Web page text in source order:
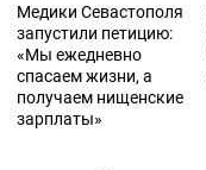
Медики Севастополя
запустили петицию:
«Мы ежедневно
спасаем жизни, а
получаем нищенские
зарплаты»